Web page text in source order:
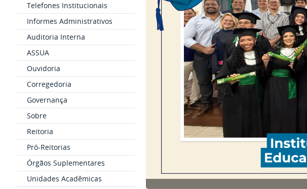
Telefones Institucionais
Informes Administrativos
Auditoria Interna
ASSUA
Ouvidoria
Corregedoria
Governança
Sobre
Reitoria
Pró-Reitorias
Órgãos Suplementares
Unidades Acadêmicas